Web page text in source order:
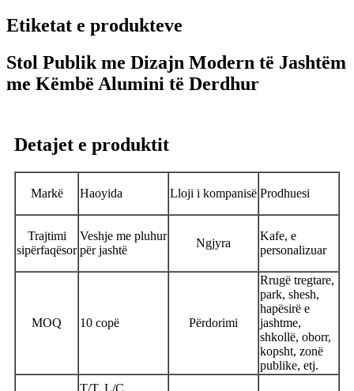
Etiketat e produkteve
Stol Publik me Dizajn Modern të Jashtëm
me Këmbë Alumini të Derdhur
Detajet e produktit
Markë Haoyida Lloji i kompanisë Prodhuesi
Trajtimi
sipërfaqësor
Veshje me pluhur
për jashtë
Ngjyra
Kafe, e
personalizuar
MOQ 10 copë Përdorimi
Rrugë tregtare,
park, shesh,
hapësirë ​​e
jashtme,
shkollë, oborr,
kopsht, zonë
publike, etj.
T/T, L/C,